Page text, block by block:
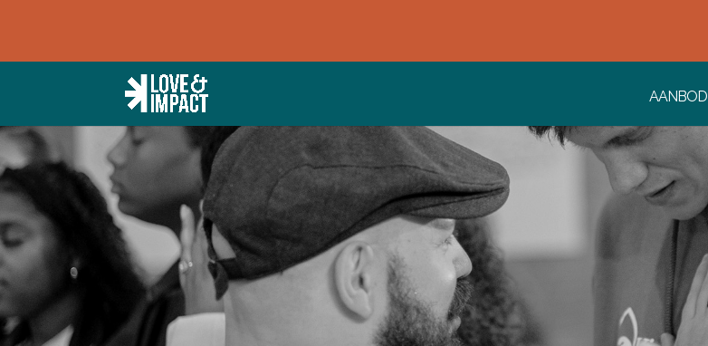
AANBOD